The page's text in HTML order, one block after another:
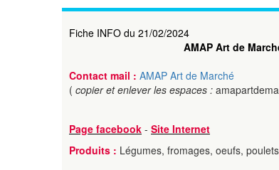
Fiche INFO du 21/02/2024
AMAP Art de
Contact mail : AMAP Art de Marché
( copier et enlever les espaces :
Page facebook - Site Internet
Produits : Légumes, fromages, oeufs,